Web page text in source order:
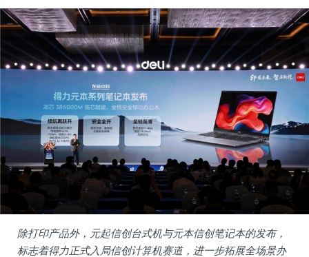
除打印产品外，元起信创台式机与元本信创笔记本的发布，
标志着得力正式入局信创计算机赛道，进一步拓展全场景办